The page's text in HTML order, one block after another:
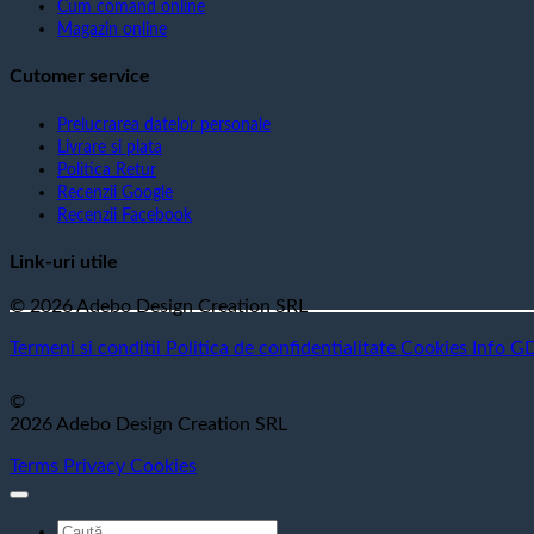
Cum comand online
Magazin online
Cutomer service
Prelucrarea datelor personale
Livrare si plata
Politica Retur
Recenzii Google
Recenzii Facebook
Link-uri utile
© 2026 Adebo Design Creation SRL
Termeni si conditii Politica de confidentialitate Cookies Info
©
2026 Adebo Design Creation SRL
Terms Privacy Cookies
Caută